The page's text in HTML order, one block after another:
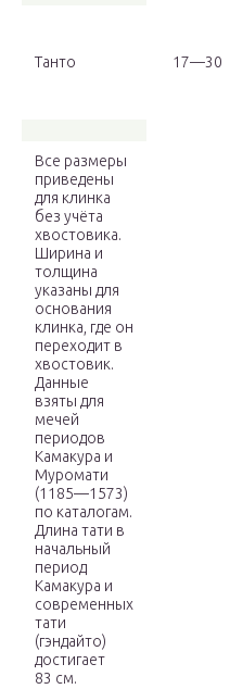
Танто 17—30
Все размеры
приведены
для клинка
без учёта
хвостовика.
Ширина и
толщина
указаны для
основания
клинка, где он
переходит в
хвостовик.
Данные
взяты для
мечей
периодов
Камакура и
Муромати
(1185—1573)
по каталогам.
Длина тати в
начальный
период
Камакура и
современных
тати
(гэндайто)
достигает
83 см.